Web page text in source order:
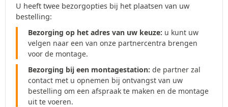
U heeft twee bezorgopties bij het plaatsen van uw
bestelling:
Bezorging op het adres van uw keuze: u kunt uw
velgen naar een van onze partnercentra brengen
voor de montage.
Bezorging bij een montagestation: de partner zal
contact met u opnemen bij ontvangst van uw
bestelling om een afspraak te maken en de montage
uit te voeren.